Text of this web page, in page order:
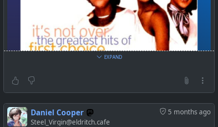
EXPAND
5 months ago
Daniel Cooper
Steel_Virgin@eldritch.cafe